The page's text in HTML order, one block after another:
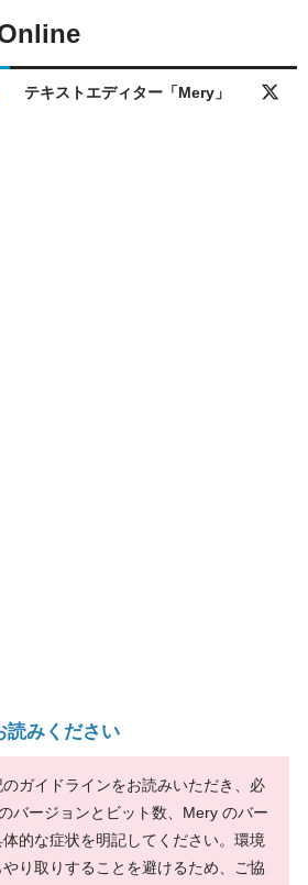
テキストエディター「Mery」
読みください
ガイドラインをお読みいただき、必
バージョンとビット数、Mery のバー
的な症状を明記してください。環境
り取りすることを避けるため、ご協